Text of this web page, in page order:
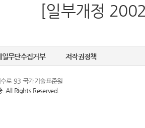
[일부개정
일무단수집거부 저작권정책
로 93 국가기술표준원
All Rights Reserved.